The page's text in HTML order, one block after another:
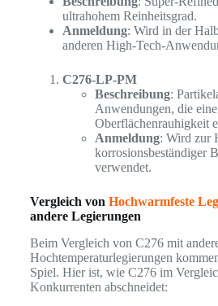
ultrahohem Reinheitsgrad.
Anmeldung: Wird in der
anderen High-Tech-
C276-LP-PM
Beschreibung:
Anwendungen, die
Oberflächenrauhigkeit
Anmeldung: Wird zur
korrosionsbeständiger
verwendet.
Vergleich von Hochwarmfeste
andere Legierungen
Beim Vergleich von C276 mit
Hochtemperaturlegierungen
Spiel. Hier ist, wie C276 im
Konkurrenten abschneidet: